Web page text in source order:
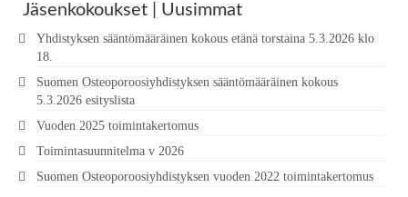
Jäsenkokoukset | Uusimmat
Yhdistyksen sääntömääräinen kokous etänä torstaina 5.3.2026 klo
18.
Suomen Osteoporoosiyhdistyksen sääntömääräinen kokous
5.3.2026 esityslista
Vuoden 2025 toimintakertomus
Toimintasuunnitelma v 2026
Suomen Osteoporoosiyhdistyksen vuoden 2022 toimintakertomus